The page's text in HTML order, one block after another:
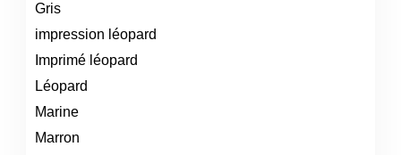
Gris
impression léopard
Imprimé léopard
Léopard
Marine
Marron